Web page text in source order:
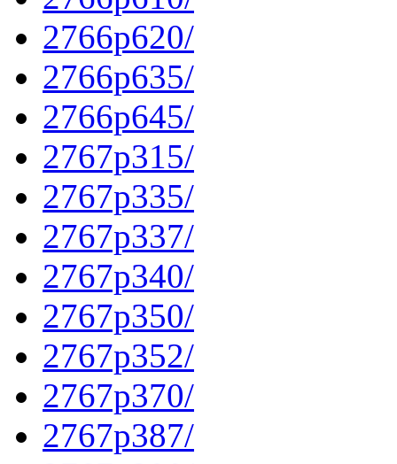
2766p620/
2766p635/
2766p645/
2767p315/
2767p335/
2767p337/
2767p340/
2767p350/
2767p352/
2767p370/
2767p387/